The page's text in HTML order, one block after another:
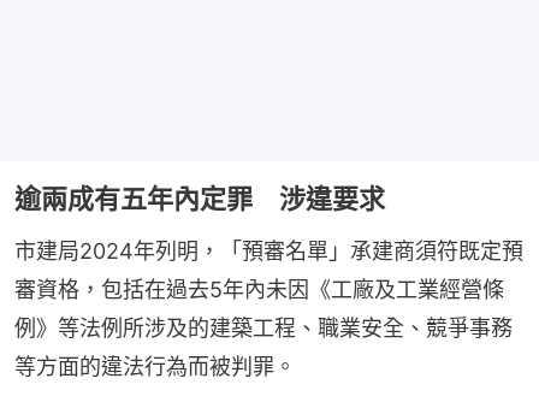
逾兩成有五年內定罪 涉違要求
市建局2024年列明，「預審名單」承建商須符既定預
審資格，包括在過去5年內未因《工廠及工業經營條
例》等法例所涉及的建築工程、職業安全、競爭事務
等方面的違法行為而被判罪。